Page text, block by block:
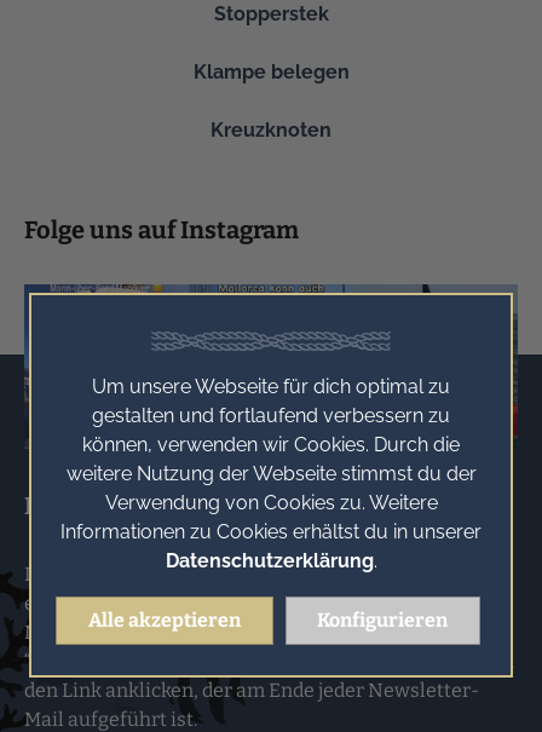
Um unsere Webseite für dich optimal zu
gestalten und fortlaufend verbessern zu
können, verwenden wir Cookies. Durch die
weitere Nutzung der Webseite stimmst du der
Verwendung von Cookies zu. Weitere
Informationen zu Cookies erhältst du in unserer
Datenschutzerklärung.
Alle akzeptieren Konfigurieren
Stopperstek
Klampe belegen
Kreuzknoten
Folge uns auf Instagram
Newsletter
Du möchtest künftig regelmäßig unseren Newsletter
erhalten? Trage dich hierzu bitte nachfolgend deine E-
Mail-Adresse ein und klicke anschließend auf
“ABONNIEREN”. Newsletter abbestellen: Dazu einfach
den Link anklicken, der am Ende jeder Newsletter-
Mail aufgeführt ist.